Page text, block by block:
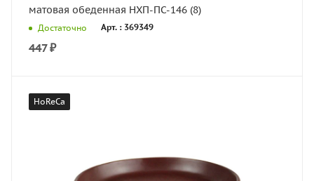
матовая обеденная НХП-ПС-146 (8)
Достаточно Арт. : 369349
447₽
HoReCa